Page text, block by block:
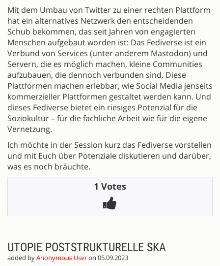
Mit dem Umbau von Twitter zu einer rechten Plattform
hat ein alternatives Netzwerk den entscheidenden
Schub bekommen, das seit Jahren von engagierten
Menschen aufgebaut worden ist: Das Fediverse ist ein
Verbund von Services (unter anderem Mastodon) und
Servern, die es möglich machen, kleine Communities
aufzubauen, die dennoch verbunden sind. Diese
Plattformen machen erlebbar, wie Social Media jenseits
kommerzieller Plattformen gestaltet werden kann. Und
dieses Fediverse bietet ein riesiges Potenzial für die
Soziokultur – für die fachliche Arbeit wie für die eigene
Vernetzung.
Ich möchte in der Session kurz das Fediverse vorstellen
und mit Euch über Potenziale diskutieren und darüber,
was es noch bräuchte.
1 Votes
UTOPIE POSTSTRUKTURELLE SKA
added byAnonymous Useron 05.09.2023